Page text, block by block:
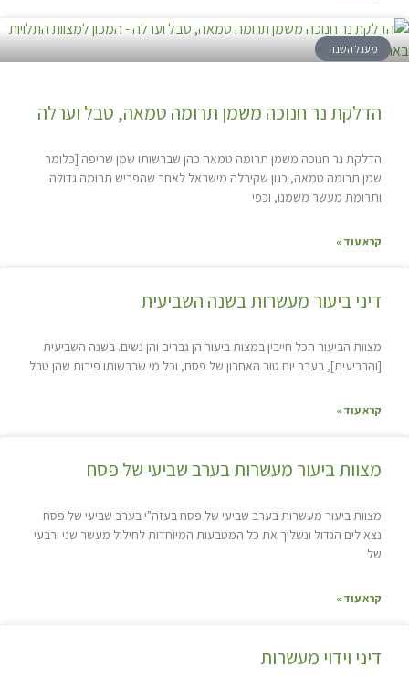
מעגל השנה
הדלקת נר חנוכה משמן תרומה טמאה, טבל וערלה
הדלקת נר חנוכה משמן תרומה טמאה כהן שברשותו שמן שריפה [כלומר
שמן תרומה טמאה, כגון שקיבלה מישראל לאחר שהפריש תרומה גדולה
ותרומת מעשר משמנו, וכפי
קרא עוד »
דיני ביעור מעשרות בשנה השביעית
מצוות הביעור הכל חייבין במצות ביעור הן גברים והן נשים. בשנה השביעית
[והרביעית], בערב יום טוב האחרון של פסח, וכל מי שברשותו פירות שהן טבל
קרא עוד »
מצוות ביעור מעשרות בערב שביעי של פסח
מצוות ביעור מעשרות בערב שביעי של פסח בעזה"י בערב שביעי של פסח
נצא לים הגדול ונשליך את כל המטבעות המיוחדות לחילול מעשר שני ורבעי
של
קרא עוד »
דיני וידוי מעשרות